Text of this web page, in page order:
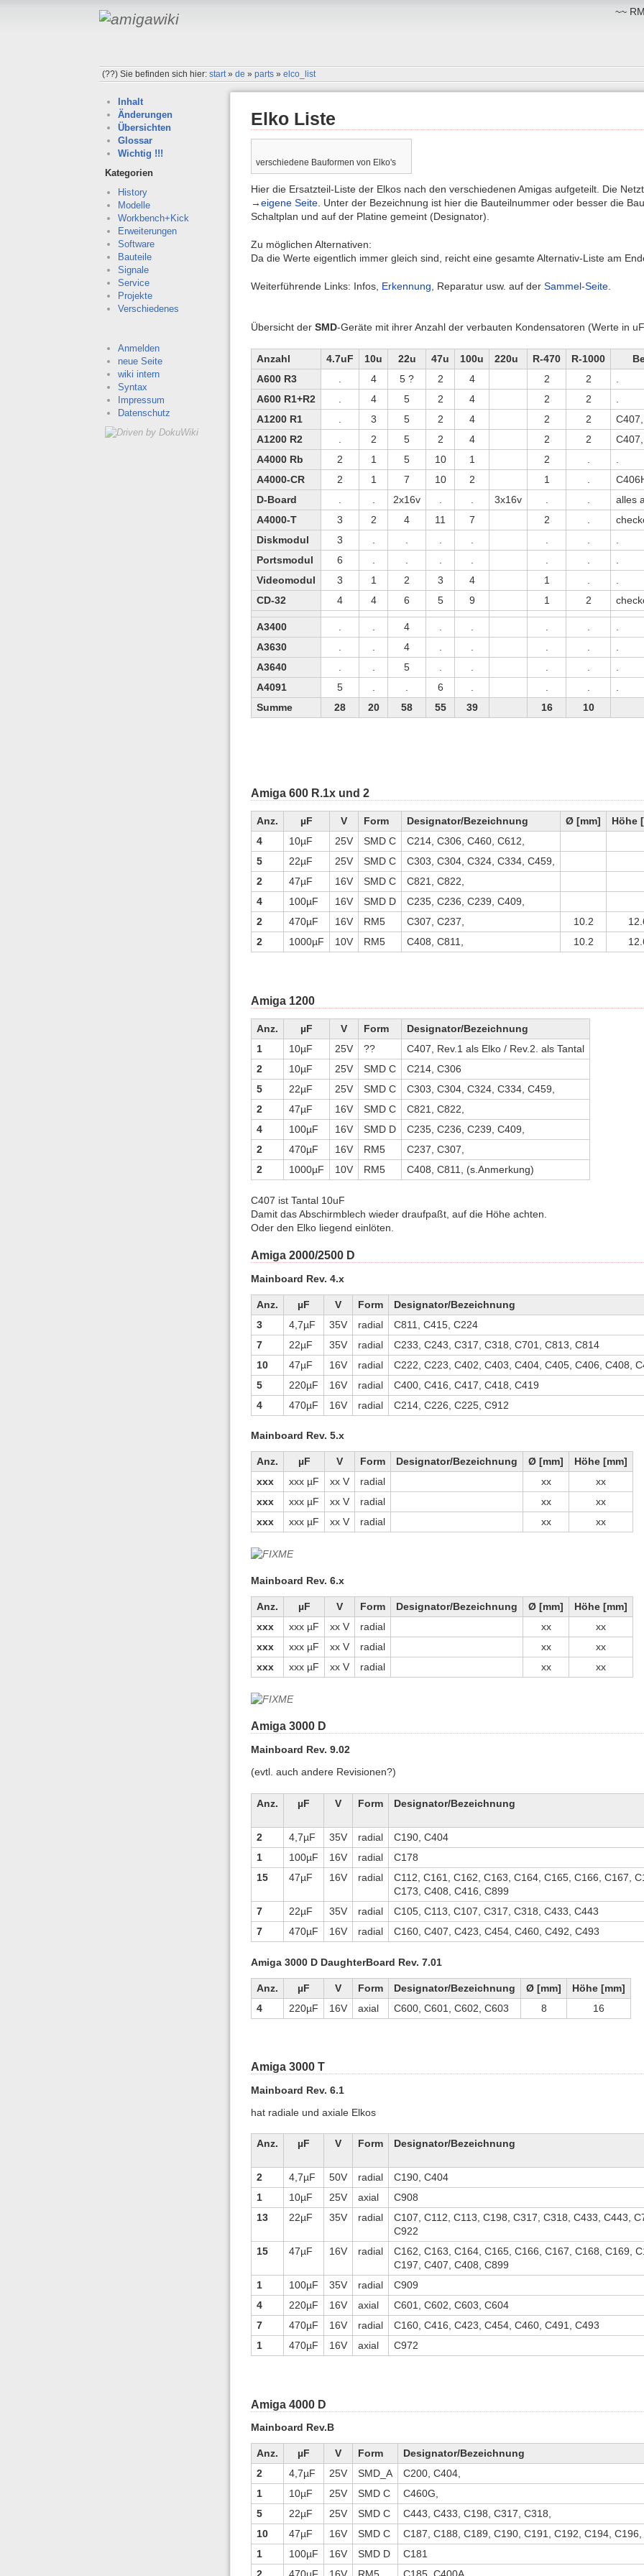
~~
(??)Sie befinden sich hier:start»de »parts »elco_list
Inhalt
Änderungen
Übersichten
Glossar
Wichtig !!!
Kategorien
History
Modelle
Workbench+Kick
Erweiterungen
Software
Bauteile
Signale
Service
Projekte
Verschiedenes
Anmelden
neue Seite
wiki intern
Syntax
Impressum
Datenschutz
Elko Liste
verschiedene Bauformen von Elko's
Hier die Ersatzteil-Liste der Elkos nach den verschiedenen Amigas aufgeteilt. Die
→eigene Seite. Unter der Bezeichnung ist hier die Bauteilnummer oder besser die
Schaltplan und auf der Platine gemeint (Designator).
Zu möglichen Alternativen:
Da die Werte eigentlich immer gleich sind, reicht eine gesamte Alternativ-Liste am
Weiterführende Links: Infos, Erkennung , Reparatur usw. auf der Sammel-Seite
Übersicht der SMD-Geräte mit ihrer Anzahl der verbauten Kondensatoren (Werte in
Anzahl 4.7uF 10u 22u 47u 100u 220u R-470 R-1000
A600 R3
4 5 ? 2 4 2 2
A600 R1+R2
4 5 2 4 2 2
A1200 R1
3 5 2 4 2 2
A1200 R2
2 5 2 4 2 2
A4000 Rb
2 1 5 10 1 2
A4000-CR
2 1 7 10 2 1
D-Board
2x16v 3x16v
alles
A4000-T
3 2 4 11 7 2
Diskmodul
3
Portsmodul
6
Videomodul
3 1 2 3 4 1
CD-32
4 4 6 5 9 1 2
A3400 4
A3630
4
A3640
5
A4091
5 6
Summe
28 20 58 55 39 16 10
Amiga 600 R.1x und 2
Anz. µF V Form Designator/Bezeichnung Ø [mm]
Höhe
4
10µF 25V SMD C
C214, C306, C460, C612,
5
22µF 25V SMD C
C303, C304, C324, C334, C459,
2
47µF 16V SMD C
C821, C822,
4
100µF 16V SMD D
C235, C236, C239, C409,
2
470µF 16V RM5 C307, C237, 10.2
2
1000µF 10V RM5 C408, C811, 10.2
Amiga 1200
Anz. µF V Form
Designator/Bezeichnung
1
10µF 25V ??
C407, Rev.1 als Elko / Rev.2. als Tantal
2
10µF 25V SMD C
C214, C306
5
22µF 25V SMD C
C303, C304, C324, C334, C459,
2
47µF 16V SMD C
C821, C822,
4
100µF 16V SMD D
C235, C236, C239, C409,
2
470µF 16V RM5
C237, C307,
2
1000µF 10V RM5 C408, C811, (s.Anmerkung)
C407 ist Tantal 10uF
Damit das Abschirmblech wieder draufpaßt, auf die Höhe achten.
Oder den Elko liegend einlöten.
Amiga 2000/2500 D
Mainboard Rev. 4.x
Anz. µF V Form Designator/Bezeichnung
3
4,7µF 35V radial C811, C415, C224
7
22µF 35V radial C233, C243, C317, C318, C701, C813, C814
10
47µF 16V radial C222, C223, C402, C403, C404, C405, C406, C408,
5
220µF 16V radial C400, C416, C417, C418, C419
4
470µF 16V radial C214, C226, C225, C912
Mainboard Rev. 5.x
Anz. µF V Form Designator/Bezeichnung Ø [mm]
Höhe [mm]
xxx
xxx µF xx V radial xx
xx
xxx
xxx µF xx V radial xx
xx
xxx
xxx µF xx V radial xx xx
Mainboard Rev. 6.x
Anz. µF V Form Designator/Bezeichnung Ø [mm]
Höhe [mm]
xxx
xxx µF xx V radial xx
xx
xxx
xxx µF xx V radial xx
xx
xxx
xxx µF xx V radial xx xx
Amiga 3000 D
Mainboard Rev. 9.02
(evtl. auch andere Revisionen?)
Anz. µF V Form Designator/Bezeichnung
2
4,7µF 35V radial C190, C404
1
100µF 16V radial C178
15
47µF 16V radial
C112, C161, C162, C163, C164, C165, C166, C167,
C173, C408, C416, C899
7 22µF 35V radial C105, C113, C107, C317, C318, C433, C443
7
470µF 16V radial C160, C407, C423, C454, C460, C492, C493
Amiga 3000 D DaughterBoard Rev. 7.01
Anz. µF V Form Designator/Bezeichnung Ø [mm]
Höhe [mm]
4
220µF 16V axial C600, C601, C602, C603 8 16
Amiga 3000 T
Mainboard Rev. 6.1
hat radiale und axiale Elkos
Anz. µF V Form Designator/Bezeichnung
2
4,7µF 50V radial C190, C404
1
10µF 25V axial C908
13
22µF 35V radial
C107, C112, C113, C198, C317, C318, C433, C443,
C922
15 47µF 16V radial
C162, C163, C164, C165, C166, C167, C168, C169,
C197, C407, C408, C899
1 100µF 35V radial C909
4
220µF 16V axial C601, C602, C603, C604
7
470µF 16V radial C160, C416, C423, C454, C460, C491, C493
1
470µF 16V axial C972
Amiga 4000 D
Mainboard Rev.B
Anz. µF V Form Designator/Bezeichnung
2
4,7µF 25V SMD_A C200, C404,
1
10µF 25V SMD C C460G,
5
22µF 25V SMD C C443, C433, C198, C317, C318,
10
47µF 16V SMD C C187, C188, C189, C190, C191, C192, C194,
1
100µF 16V SMD D C181